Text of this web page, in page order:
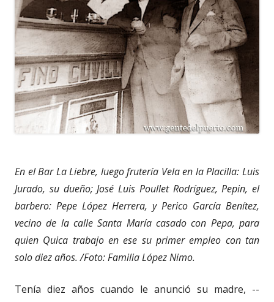
En el Bar La Liebre, luego frutería Vela en la Placilla: Luis
Jurado, su dueño; José Luis Poullet Rodríguez, Pepin, el
barbero: Pepe López Herrera, y Perico García Benítez,
vecino de la calle Santa María casado con Pepa, para
quien Quica trabajo en ese su primer empleo con tan
solo diez años. /Foto: Familia López Nimo.
Tenía diez años cuando le anunció su madre, --